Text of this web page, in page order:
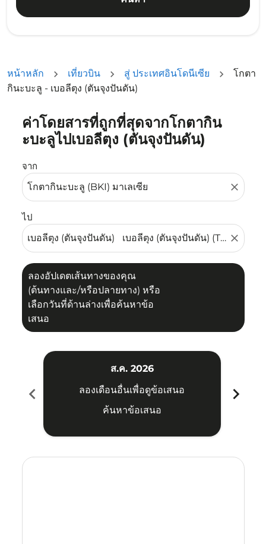
หน้าหลัก เที่ยวบิน สู่ ประเทศอินโดนีเซีย
โกตา
กินะบะลู - เบอลีตุง (ตันจุงปันดัน)
ค่าโดยสารที่ถูกที่สุดจากโกตากิน
ะบะลูไปเบอลีตุง (ตันจุงปันดัน)
จาก
close
ไป
close
ลองอัปเดตเส้นทางของคุณ
(ต้นทางและ/หรือปลายทาง) หรือ
เลือกวันที่ด้านล่างเพื่อค้นหาข้อ
เสนอ
ลองอัปเดตเส้นทางของคุณ (ต้นทางและ/หรือปลายทาง) หรื
chevron_left
ส.ค. 2026
ลองเดือนอื่นเพื่อดูข้อเสนอ
ค้นหาข้อเสนอ
chevron_right